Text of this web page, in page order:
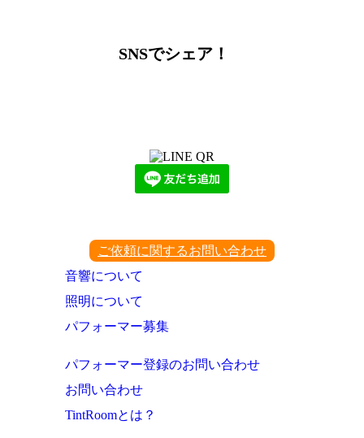
SNSでシェア！
ご依頼に関するお問い合わせ
音響について
照明について
パフォーマー募集
パフォーマー登録のお問い合わせ
お問い合わせ
TintRoomとは？